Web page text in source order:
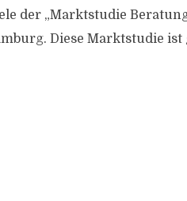
der „Marktstudie
Diese Marktstudie